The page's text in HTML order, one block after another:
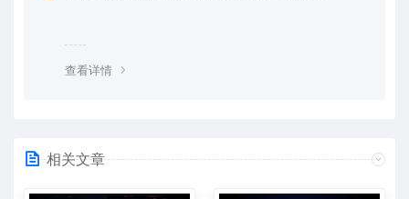
查看详情
相关文章